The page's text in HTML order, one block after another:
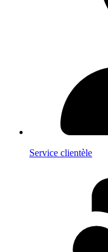
Service clientèle